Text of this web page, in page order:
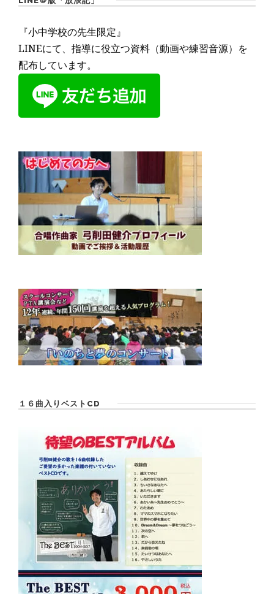
『小中学校の先生限定』
LINEにて、指導に役立つ資料（動画や練習音源）を
配布しています。
１６曲入りベストCD